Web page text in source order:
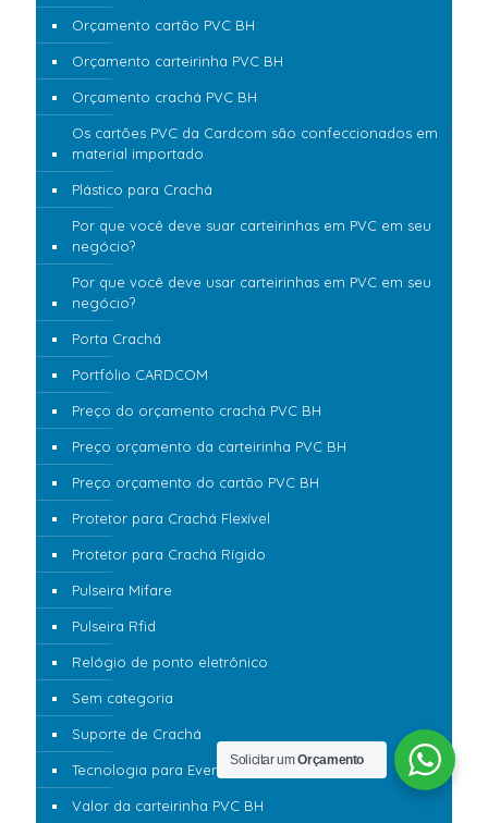
Orçamento cartão PVC BH
Orçamento carteirinha PVC BH
Orçamento crachá PVC BH
Os cartões PVC da Cardcom são confeccionados em
material importado
Plástico para Crachá
Por que você deve suar carteirinhas em PVC em seu
negócio?
Por que você deve usar carteirinhas em PVC em seu
negócio?
Porta Crachá
Portfólio CARDCOM
Preço do orçamento crachá PVC BH
Preço orçamento da carteirinha PVC BH
Preço orçamento do cartão PVC BH
Protetor para Crachá Flexível
Protetor para Crachá Rígido
Pulseira Mifare
Pulseira Rfid
Relógio de ponto eletrônico
Sem categoria
Suporte de Crachá
Tecnologia para Eventos 360
Valor da carteirinha PVC BH
Solicitar umOrçamento